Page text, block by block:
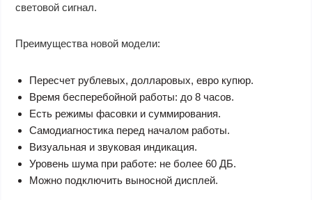
световой сигнал.
Преимущества новой модели:
Пересчет рублевых, долларовых, евро купюр.
Время бесперебойной работы: до 8 часов.
Есть режимы фасовки и суммирования.
Самодиагностика перед началом работы.
Визуальная и звуковая индикация.
Уровень шума при работе: не более 60 ДБ.
Можно подключить выносной дисплей.